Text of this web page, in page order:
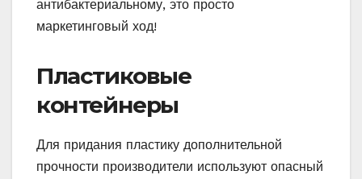
антибактериальному, это просто
маркетинговый ход!
Пластиковые
контейнеры
Для придания пластику дополнительной
прочности производители используют опасный